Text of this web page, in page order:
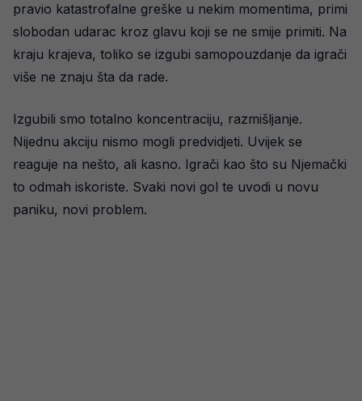
pravio katastrofalne greške u nekim momentima, primi
slobodan udarac kroz glavu koji se ne smije primiti. Na
kraju krajeva, toliko se izgubi samopouzdanje da igrači
više ne znaju šta da rade.
Izgubili smo totalno koncentraciju, razmišljanje.
Nijednu akciju nismo mogli predvidjeti. Uvijek se
reaguje na nešto, ali kasno. Igrači kao što su Njemački
to odmah iskoriste. Svaki novi gol te uvodi u novu
paniku, novi problem.